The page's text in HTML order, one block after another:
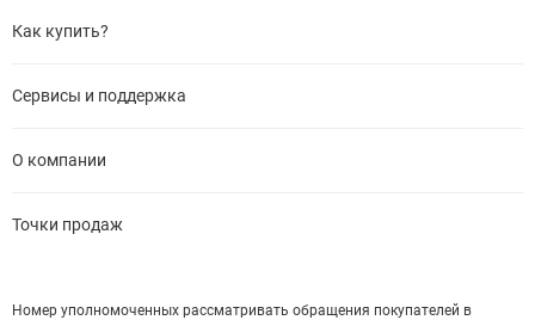
Как купить?
Сервисы и поддержка
О компании
Точки продаж
Номер уполномоченных рассматривать обращения покупателей в